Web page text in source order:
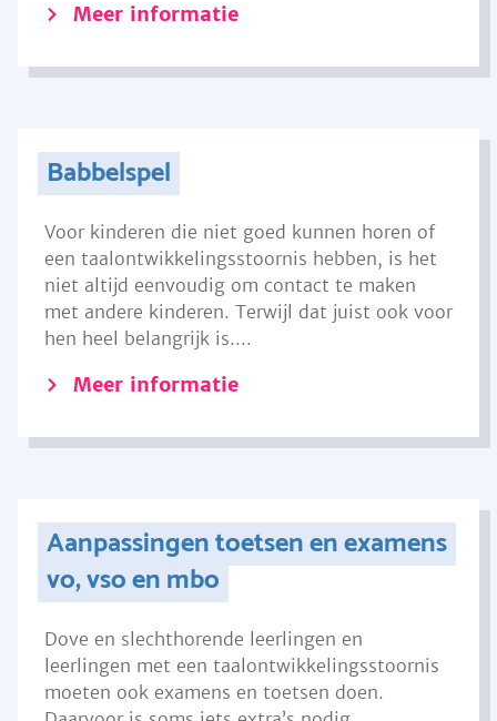
Meer informatie
Babbelspel
Voor kinderen die niet goed kunnen horen of
een taalontwikkelingsstoornis hebben, is het
niet altijd eenvoudig om contact te maken
met andere kinderen. Terwijl dat juist ook voor
hen heel belangrijk is....
Meer informatie
Aanpassingen toetsen en examens
vo, vso en mbo
Dove en slechthorende leerlingen en
leerlingen met een taalontwikkelingsstoornis
moeten ook examens en toetsen doen.